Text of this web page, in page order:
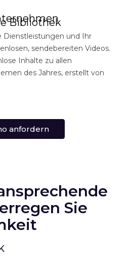
Bibliothek
Dienstleistungen und Ihr
sendebereiten Videos.
Inhalte zu allen
des Jahres, erstellt von
anfordern
Sie